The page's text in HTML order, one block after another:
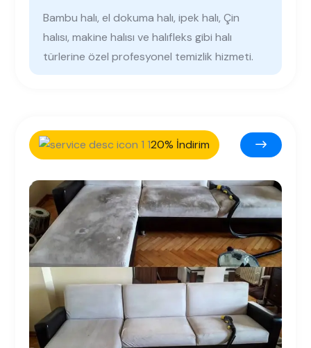
Bambu halı, el dokuma halı, ipek halı, Çin
halısı, makine halısı ve halıfleks gibi halı
türlerine özel profesyonel temizlik hizmeti.
20% İndirim